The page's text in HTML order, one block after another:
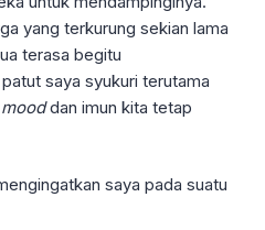
yang terkurung sekian lama
terasa begitu
saya syukuri terutama
mooddan imun kita tetap
saya pada suatu